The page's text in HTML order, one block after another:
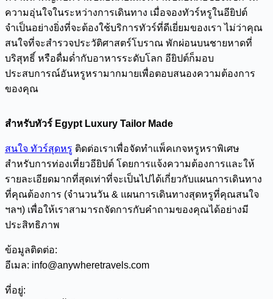
ความอุ่นใจในระหว่างการเดินทาง เมื่อจองทัวร์หรูในอียิปต์
จำเป็นอย่างยิ่งที่จะต้องใช้บริการทัวร์ที่ดีเยี่ยมของเรา ไม่ว่าคุณ
สนใจที่จะสำรวจประวัติศาสตร์โบราณ พักผ่อนบนชายหาดที่
บริสุทธิ์ หรือดื่มด่ำกับอาหารระดับโลก อียิปต์ก็มอบ
ประสบการณ์อันหรูหรามากมายเพื่อตอบสนองความต้องการ
ของคุณ
สำหรับทัวร์ Egypt Luxury Tailor Made
สนใจ ทัวร์สุดหรู ติดต่อเราเพื่อจัดทำแพ็คเกจหรูหราพิเศษ
สำหรับการท่องเที่ยวอียิปต์ โดยการแจ้งความต้องการและให้
รายละเอียดมากที่สุดเท่าที่จะเป็นไปได้เกี่ยวกับแผนการเดินทาง
ที่คุณต้องการ (จำนวนวัน & แผนการเดินทางสุดหรูที่คุณสนใจ
ฯลฯ) เพื่อให้เราสามารถจัดการกับคำถามของคุณได้อย่างมี
ประสิทธิภาพ
ข้อมูลติดต่อ:
อีเมล: info@anywheretravels.com
ที่อยู่: